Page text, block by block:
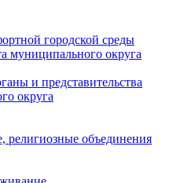
городской среды
муниципального округа
и представительства
округа
объединения